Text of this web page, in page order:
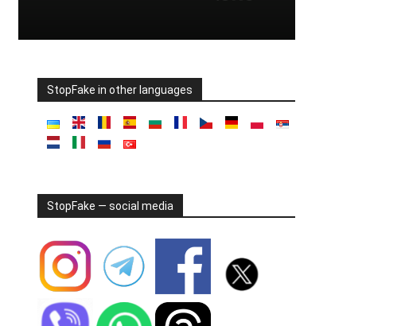
StopFake in other languages
StopFake — social media